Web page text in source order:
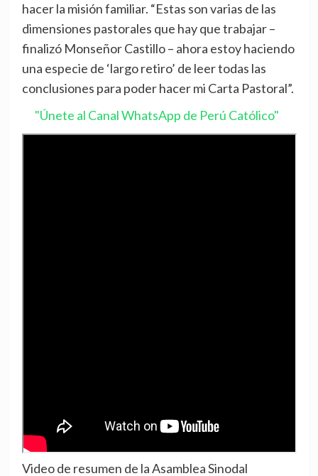
hacer la misión familiar. “Estas son varias de las
dimensiones pastorales que hay que trabajar –
finalizó Monseñor Castillo – ahora estoy haciendo
una especie de ‘largo retiro’ de leer todas las
conclusiones para poder hacer mi Carta Pastoral”.
"Únete al Canal WhatsApp de Perú Católico"
Video de resumen de la Asamblea Sinodal